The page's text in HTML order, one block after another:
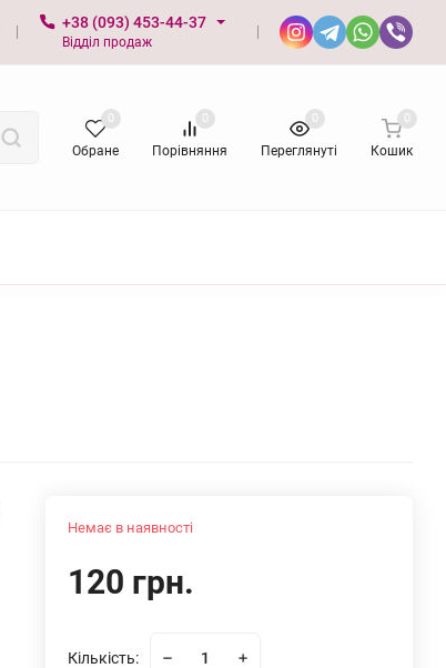
+38 (093) 453-44-37
Відділ продаж
Обране
0
Порівняння
0
Переглянуті
0
Кошик
0
Немає в наявності
120 грн.
Кількість: